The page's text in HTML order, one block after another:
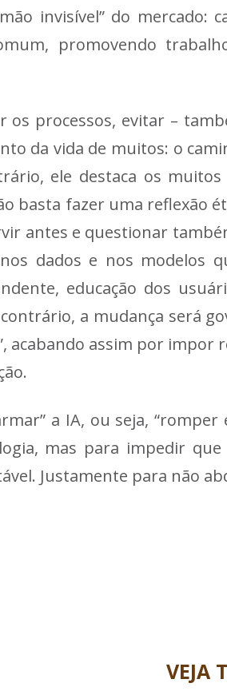
invisível” do
promovendo
os processos, evitar –
da vida de muitos: o
ele destaca os
basta fazer uma reflexão
antes e questionar
dados e nos modelos
educação dos
a mudança será
acabando assim por
a IA, ou seja,
mas para impedir
Justamente para não
VEJA